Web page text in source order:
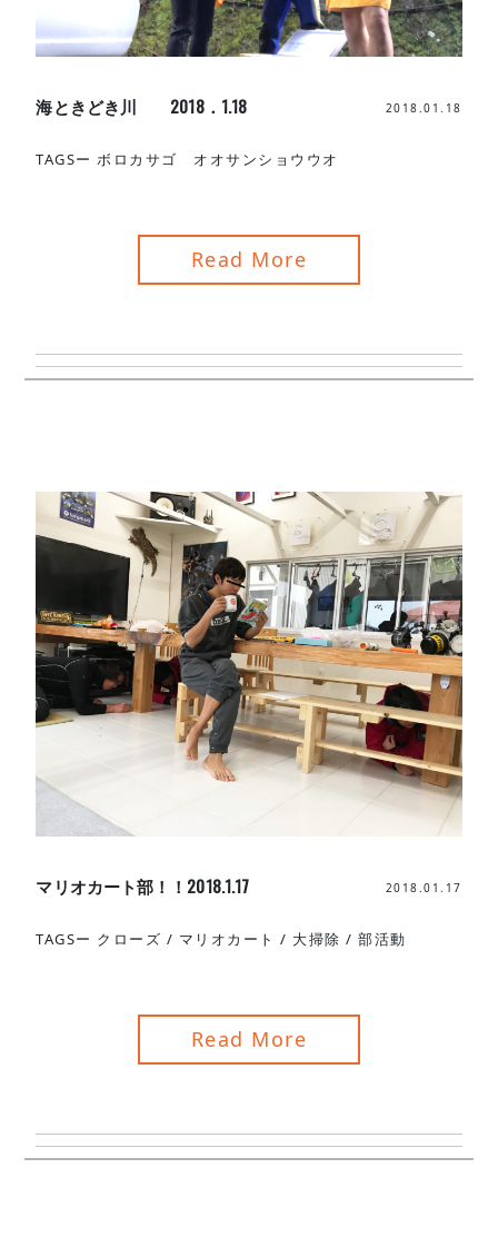
海ときどき川 2018．1.18 2018.01.18
TAGSーボロカサゴ オオサンショウウオ
Read More
マリオカート部！！2018.1.17 2018.01.17
TAGSー クローズ / マリオカート / 大掃除 /部活動
Read More